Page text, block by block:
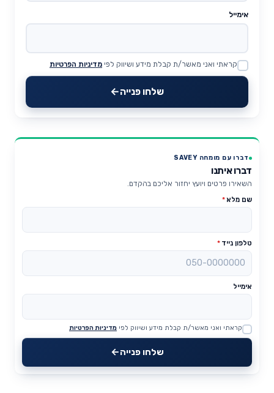
אימייל
Website
קראתי ואני מאשר/ת קבלת מידע ושיווק לפי מדיניות הפרטיות
שלחו פנייה
דברו עם מומחה SAVEY
דברו איתנו
השאירו פרטים ויועץ יחזור אליכם בהקדם.
שם מלא*
טלפון נייד *
אימייל
Website
קראתי ואני מאשר/ת קבלת מידע ושיווק לפי מדיניות הפרטיות
שלחו פנייה